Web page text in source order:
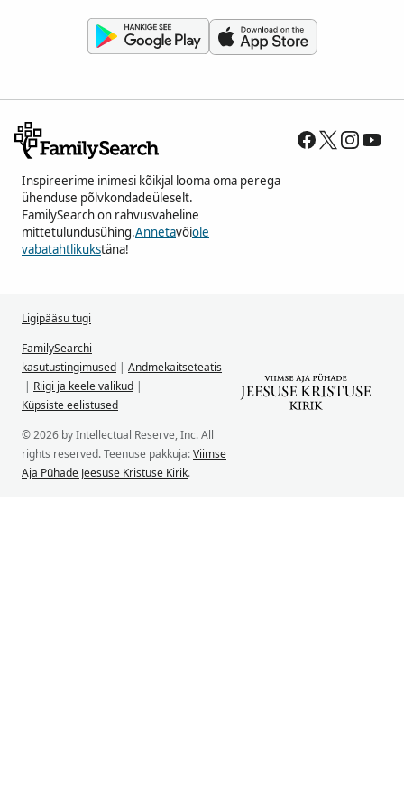
Inspireerime inimesi kõikjal looma oma perega
ühenduse põlvkondadeüleselt.
FamilySearch on rahvusvaheline
mittetulundusühing.Annetavõiole
vabatahtlikukstäna!
Ligipääsu tugi
FamilySearchi
kasutustingimused | Andmekaitseteatis
| Riigi ja keele valikud |
Küpsiste eelistused
© 2026 by Intellectual Reserve, Inc. All
rights reserved. Teenuse pakkuja:Viimse
Aja Pühade Jeesuse Kristuse Kirik.